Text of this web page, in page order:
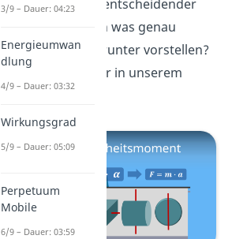
Drehimpuls von entscheidender
Bedeutung. Doch was genau
kannst du dir darunter vorstellen?
Das zeigen wir dir in unserem
Videodazu!
3/9 – Dauer: 04:23
Energieumwan
dlung
4/9 – Dauer: 03:32
Wirkungsgrad
5/9 – Dauer: 05:09
Perpetuum
Mobile
6/9 – Dauer: 03:59